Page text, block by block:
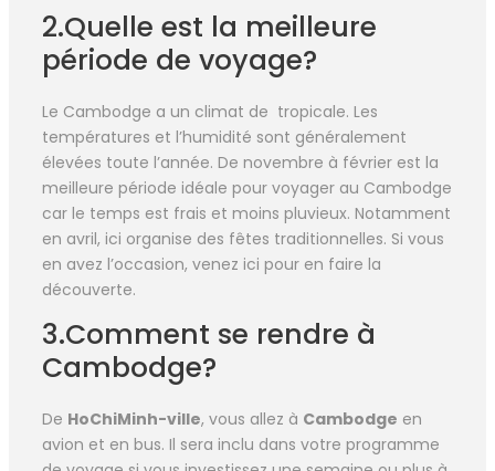
2.Quelle est la meilleure
période de voyage?
Le Cambodge a un climat de tropicale. Les
températures et l’humidité sont généralement
élevées toute l’année. De novembre à février est la
meilleure période idéale pour voyager au Cambodge
car le temps est frais et moins pluvieux. Notamment
en avril, ici organise des fêtes traditionnelles. Si vous
en avez l’occasion, venez ici pour en faire la
découverte.
3.Comment se rendre à
Cambodge?
De HoChiMinh-ville, vous allez à Cambodge en
avion et en bus. Il sera inclu dans votre programme